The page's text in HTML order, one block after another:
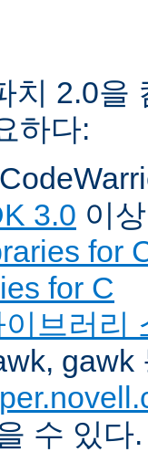
치 2.0을
하다:
3.0 이
for
for C
브러리
gawk
수 있